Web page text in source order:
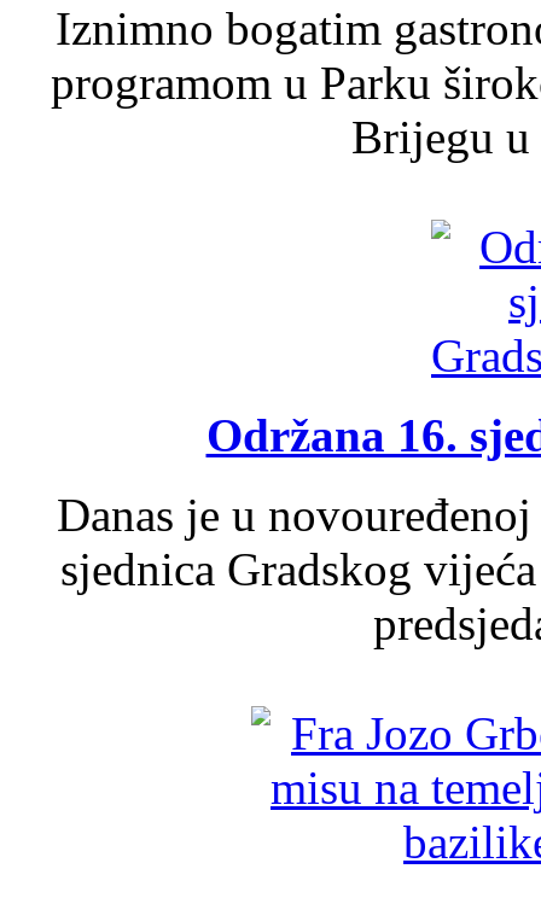
Iznimno bogatim
programom u Parku
Brijegu u
Održana 16.
Danas je u
sjednica Gradskog